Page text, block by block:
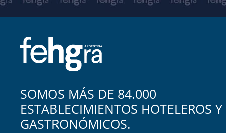
SOMOS MÁS DE 84.000
ESTABLECIMIENTOS HOTELEROS Y
GASTRONÓMICOS.